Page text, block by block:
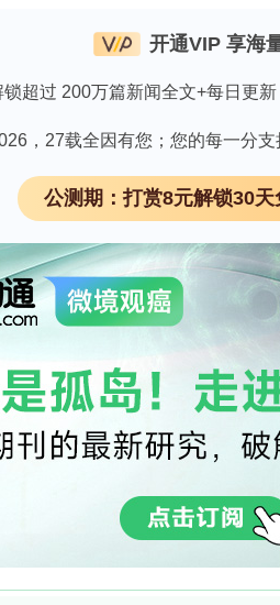
义**
（ASCVD）是全球发病
余风险仍然显著。血管平
迁移增加，并迁移至内膜
）是一种锌依赖性
发挥多种作用。前期研究
的组成性胚胎敲除可诱导
干预的ASCVD患者为已
化的影响尚不清楚。因此
and Translational
开通VIP 享海
超过 200万篇新闻全文+每日更
，27载全因有您；您的每一分支
公测期：打赏8元解锁30天